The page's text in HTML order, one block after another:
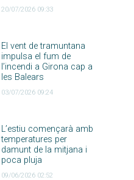
20/07/2026 09:33
El vent de tramuntana
impulsa el fum de
l’incendi a Girona cap a
les Balears
03/07/2026 09:24
L’estiu començarà amb
temperatures per
damunt de la mitjana i
poca pluja
09/06/2026 02:52